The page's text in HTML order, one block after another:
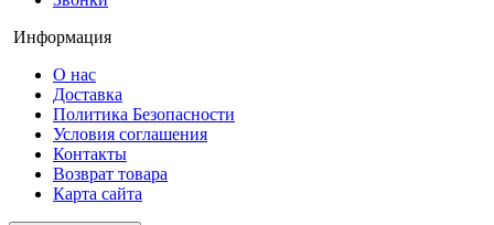
Информация
О нас
Доставка
Политика Безопасности
Условия соглашения
Контакты
Возврат товара
Карта сайта